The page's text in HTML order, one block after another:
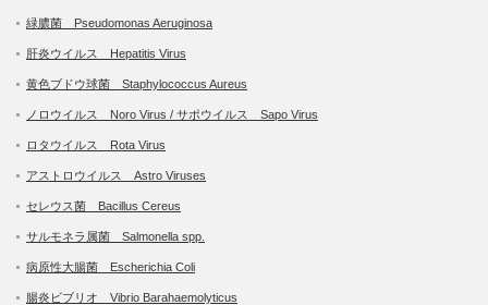
緑膿菌 Pseudomonas Aeruginosa
肝炎ウイルス Hepatitis Virus
黄色ブドウ球菌 Staphylococcus Aureus
ノロウイルス Noro Virus / サポウイルス Sapo Virus
ロタウイルス Rota Virus
アストロウイルス Astro Viruses
セレウス菌 Bacillus Cereus
サルモネラ属菌 Salmonella spp.
病原性大腸菌 Escherichia Coli
腸炎ビブリオ Vibrio Barahaemolyticus